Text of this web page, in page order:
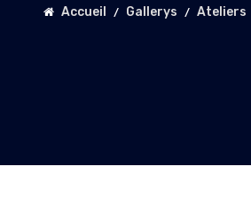
Accueil Gallerys Ateliers